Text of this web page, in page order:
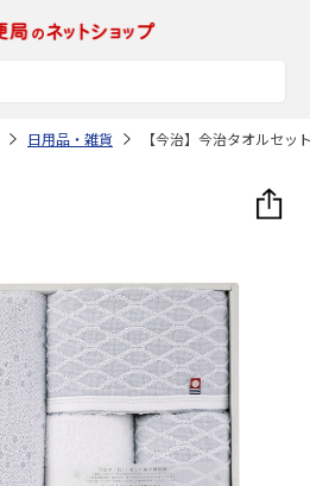
日用品・雑貨 【今治】今治タオルセ